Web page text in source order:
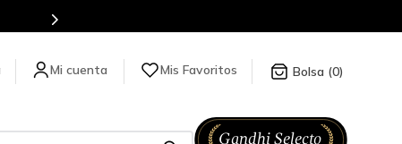
Mis Favoritos 0